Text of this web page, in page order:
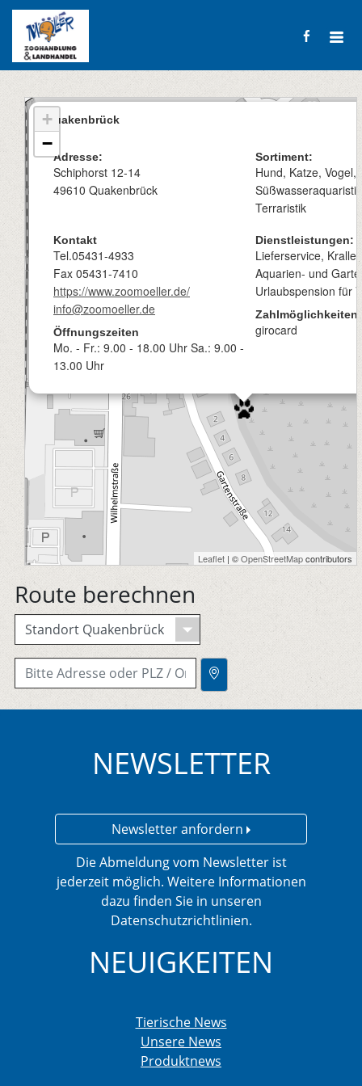
Quakenbrück
Adresse:
Schiphorst 12-14
49610 Quakenbrück
Sortiment:
Hund, Katze, Vogel,
Terraristik
Kontakt
Tel.05431-4933
Fax 05431-7410
https://www.zoomoeller.de/
info@zoomoeller.de
Öffnungszeiten
Mo. - Fr.: 9.00 - 18.00 Uhr Sa.: 9.00 -
13.00 Uhr
Dienstleistungen:
Lieferservice,
Aquarien- und
Urlaubspension für
Zahlmöglichkeiten:
girocard
+
−
Leaflet | ©OpenStreetMapcontributors
Route berechnen
NEWSLETTER
Newsletter anfordern
Die Abmeldung vom Newsletter ist
jederzeit möglich. Weitere Informationen
dazu finden Sie in unseren
Datenschutzrichtlinien.
NEUIGKEITEN
Tierische News
Unsere News
Produktnews